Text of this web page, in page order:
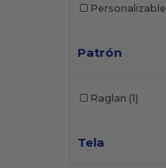
Personalizable
Patrón
Raglan (1)
Tela